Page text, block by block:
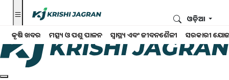
କୃଷି ଖବର ମତ୍ସ୍ୟ ଓ ପଶୁ ପାଳନ ସ୍ୱାସ୍ଥ୍ୟ ଏବଂ ଜୀବନଶୈଳୀ ସରକାରୀ
ଓଡ଼ିଆ